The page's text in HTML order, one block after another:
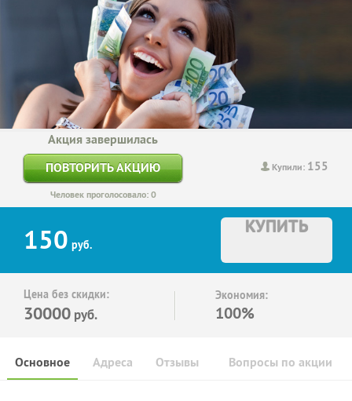
Купили: 155
Акция завершилась
ПОВТОРИТЬ АКЦИЮ
Человек проголосовало: 0
150 руб.
КУПИТЬ
Цена без скидки:
30000 руб.
Экономия:
100%
Основное Отзывы Вопросы по акции
Адреса